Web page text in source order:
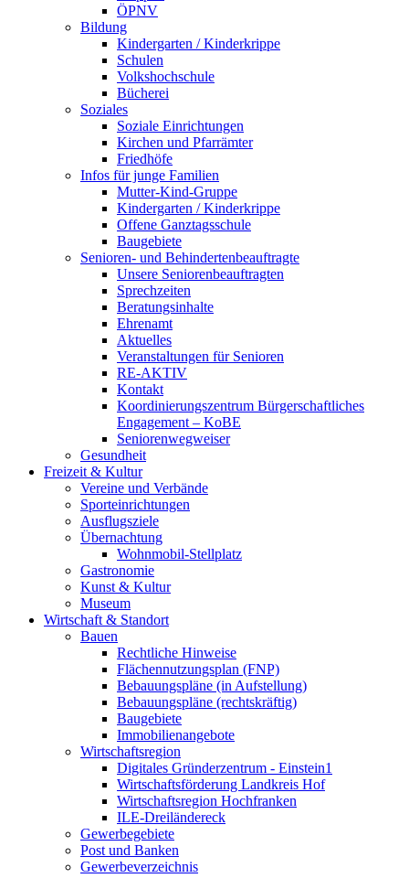
ÖPNV
Bildung
Kindergarten / Kinderkrippe
Schulen
Volkshochschule
Bücherei
Soziales
Soziale Einrichtungen
Kirchen und Pfarrämter
Friedhöfe
Infos für junge Familien
Mutter-Kind-Gruppe
Kindergarten / Kinderkrippe
Offene Ganztagsschule
Baugebiete
Senioren- und Behindertenbeauftragte
Unsere Seniorenbeauftragten
Sprechzeiten
Beratungsinhalte
Ehrenamt
Aktuelles
Veranstaltungen für Senioren
RE-AKTIV
Kontakt
Koordinierungszentrum Bürgerschaftliches
Engagement – KoBE
Seniorenwegweiser
Gesundheit
Freizeit & Kultur
Vereine und Verbände
Sporteinrichtungen
Ausflugsziele
Übernachtung
Wohnmobil-Stellplatz
Gastronomie
Kunst & Kultur
Museum
Wirtschaft & Standort
Bauen
Rechtliche Hinweise
Flächennutzungsplan (FNP)
Bebauungspläne (in Aufstellung)
Bebauungspläne (rechtskräftig)
Baugebiete
Immobilienangebote
Wirtschaftsregion
Digitales Gründerzentrum - Einstein1
Wirtschaftsförderung Landkreis Hof
Wirtschaftsregion Hochfranken
ILE-Dreiländereck
Gewerbegebiete
Post und Banken
Gewerbeverzeichnis